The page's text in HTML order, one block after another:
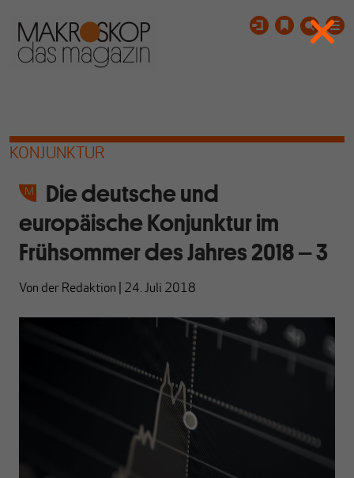
KONJUNKTUR
Die deutsche und
europäische Konjunktur im
Frühsommer des Jahres 2018 – 3
Von der Redaktion 24. Juli 2018